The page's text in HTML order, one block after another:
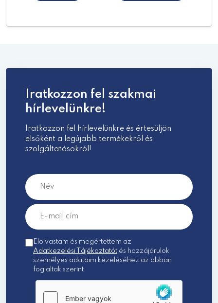
Iratkozzon fel szakmai
hírlevelünkre!
Iratkozzon fel hírlevelünkre és értesüljön
elsőként a legújabb termékekről és
szolgáltatásokról!
Elolvastam és megértettem az
Adatkezelési Tájékoztatót és hozzájárulok
személyes adataim kezeléséhez az abban
foglaltak szerint.